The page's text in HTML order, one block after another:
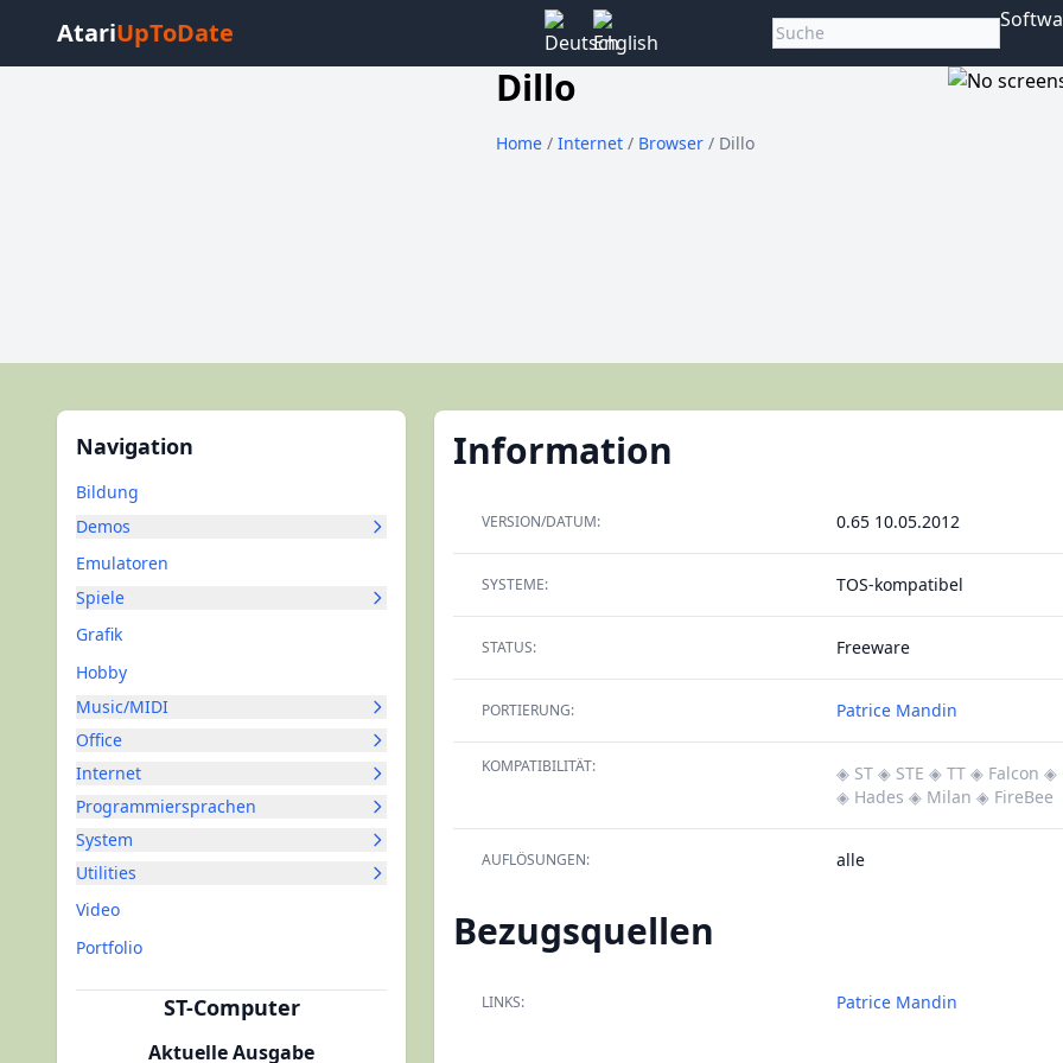
AtariUpToDate
Dillo
Home / Internet / Browser / Dillo
Navigation
Bildung
Demos
Emulatoren
Spiele
Grafik
Hobby
Music/MIDI
Office
Internet
Programmiersprachen
System
Utilities
Video
Portfolio
ST-Computer
Aktuelle Ausgabe
Information
VERSION/DATUM: 0.65 10.05.2012
SYSTEME: TOS-kompatibel
STATUS: Freeware
PORTIERUNG: Patrice Mandin
KOMPATIBILITÄT: ◈ ST ◈ STE ◈ TT ◈ Falcon ◈
◈ Hades ◈ Milan ◈ FireBee
AUFLÖSUNGEN: alle
Bezugsquellen
LINKS: Patrice Mandin